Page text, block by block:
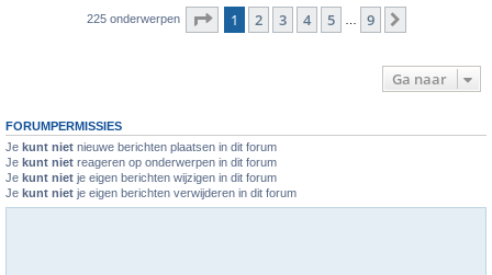
225 onderwerpen Pagina van 9
1 2 3 4 5 9
Ga naar
FORUMPERMISSIES
Je kunt niet nieuwe berichten plaatsen in dit forum
Je kunt niet reageren op onderwerpen in dit forum
Je kunt niet je eigen berichten wijzigen in dit forum
Je kunt niet je eigen berichten verwijderen in dit forum